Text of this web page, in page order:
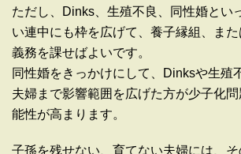
ただし、Dinks、生殖不良、同性婚とい
い連中にも枠を広げて、養子縁組、ま
義務を課せばよいです。
同性婚をきっかけにして、Dinksや生殖
夫婦まで影響範囲を広げた方が少子化
能性が高まります。
子孫を残せない、育てない夫婦には、